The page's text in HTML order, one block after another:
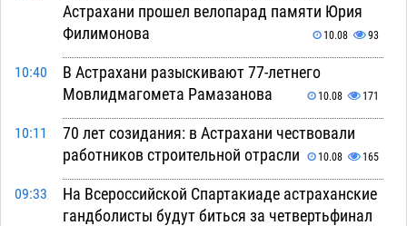
Астрахани прошел велопарад памяти Юрия
Филимонова
10.08 93
10:40
В Астрахани разыскивают 77-летнего
Мовлидмагомета Рамазанова
10.08 171
10:11
70 лет созидания: в Астрахани чествовали
работников строительной отрасли
10.08 165
09:33
На Всероссийской Спартакиаде астраханские
гандболисты будут биться за четвертьфинал